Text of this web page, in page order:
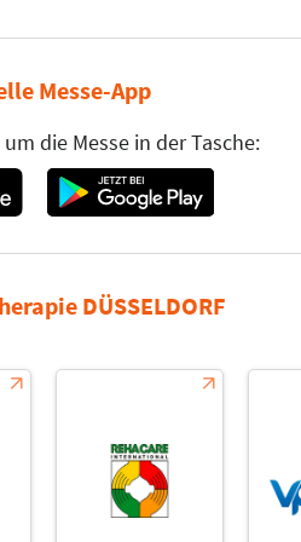
Messe-App
die Messe in der Tasche:
DÜSSELDORF